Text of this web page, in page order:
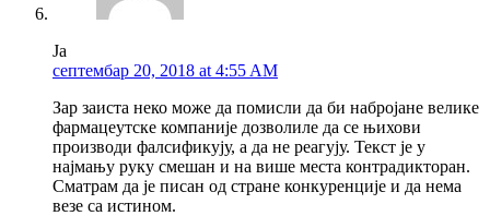
Ја
септембар 20, 2018 at 4:55 AM
Зар заиста неко може да помисли да би набројане велике
фармацеутске компаније дозволиле да се њихови
производи фалсификују, а да не реагују. Текст је у
најмању руку смешан и на више места контрадикторан.
Сматрам да је писан од стране конкуренције и да нема
везе са истином.